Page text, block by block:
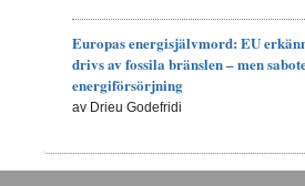
Europas energisjälvmord: EU
drivs av fossila bränslen – men
energiförsörjning
av Drieu Godefridi